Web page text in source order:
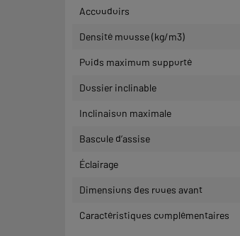
Accoudoirs
Densité mousse (kg/m3)
Poids maximum supporté
Dossier inclinable
Inclinaison maximale
Bascule d’assise
Éclairage
Dimensions des roues avant
Caractéristiques complémentaires